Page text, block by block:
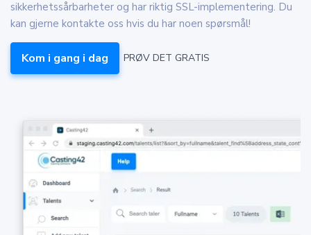
sikkerhetssårbarheter og har riktig SSL-implementering. Du
kan gjerne kontakte oss hvis du har noen spørsmål!
Kom i gang i dag PRØV DET GRATIS